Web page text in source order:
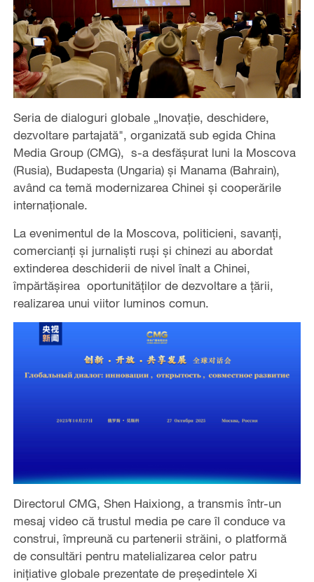
Seria de dialoguri globale „Inovație, deschidere,
dezvoltare partajată", organizată sub egida China
Media Group (CMG), s-a desfășurat luni la Moscova
(Rusia), Budapesta (Ungaria) și Manama (Bahrain),
având ca temă modernizarea Chinei și cooperările
internaționale.
La evenimentul de la Moscova, politicieni, savanți,
comercianți și jurnaliști ruși și chinezi au abordat
extinderea deschiderii de nivel înalt a Chinei,
împărtășirea oportunităților de dezvoltare a țării,
realizarea unui viitor luminos comun.
Directorul CMG, Shen Haixiong, a transmis într-un
mesaj video că trustul media pe care îl conduce va
construi, împreună cu partenerii străini, o platformă
de consultări pentru matelializarea celor patru
inițiative globale prezentate de președintele Xi